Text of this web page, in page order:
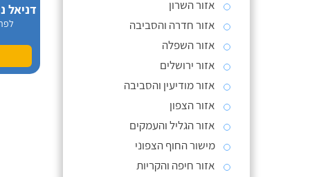
אזור השרון
אזור חדרה והסביבה
אזור השפלה
אזור ירושלים
אזור מודיעין והסביבה
אזור הצפון
אזור הגליל והעמקים
מישור החוף הצפוני
אזור חיפה והקריות